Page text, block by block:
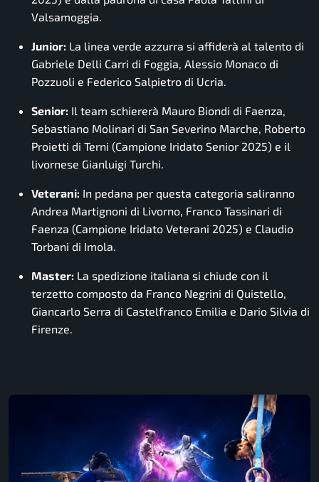
Valsamoggia.
Junior: La linea verde azzurra si affiderà al talento di
Gabriele Delli Carri di Foggia, Alessio Monaco di
Pozzuoli e Federico Salpietro di Ucria.
Senior: Il team schiererà Mauro Biondi di Faenza,
Sebastiano Molinari di San Severino Marche, Roberto
Proietti di Terni (Campione Iridato Senior 2025) e il
livornese Gianluigi Turchi.
Veterani: In pedana per questa categoria saliranno
Andrea Martignoni di Livorno, Franco Tassinari di
Faenza (Campione Iridato Veterani 2025) e Claudio
Torbani di Imola.
Master: La spedizione italiana si chiude con il
terzetto composto da Franco Negrini di Quistello,
Giancarlo Serra di Castelfranco Emilia e Dario Silvia di
Firenze.